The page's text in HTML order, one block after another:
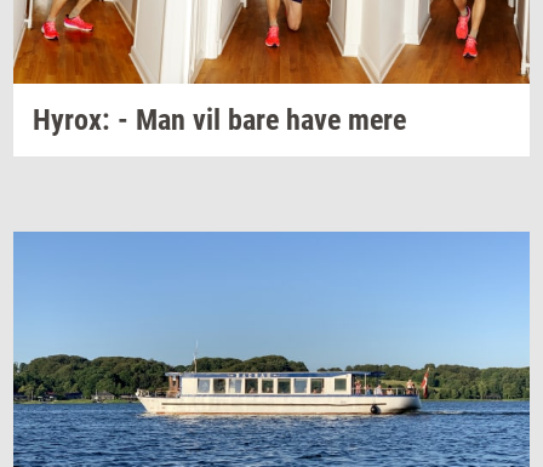
Hyrox: - Man vil bare have mere